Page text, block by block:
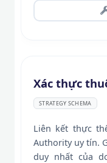
Xác thực
STRATEGY SCHEMA
Liên kết thực
Authority uy tín.
duy nhất của